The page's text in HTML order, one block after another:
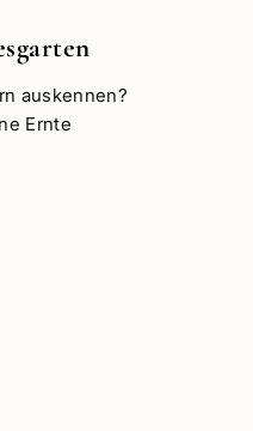
auskennen?
Ernte